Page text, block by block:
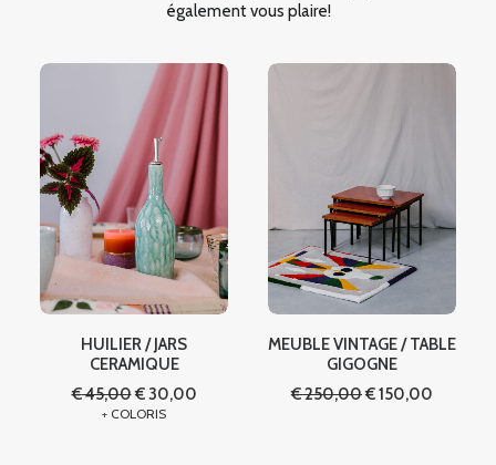
également vous plaire!
HUILIER / JARS
CERAMIQUE
€45,00Le
prix
€30,00Le
+ COLORIS
MEUBLE VINTAGE / TABLE
GIGOGNE
€250,00Le
€150,00